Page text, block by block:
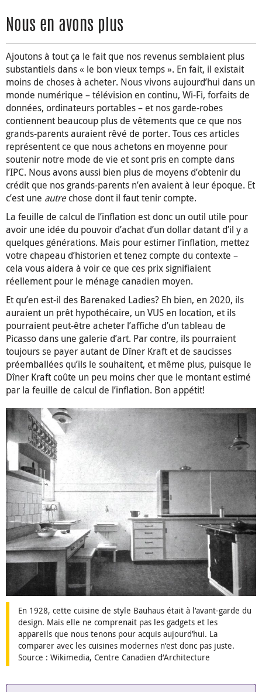
Nous en avons plus
Ajoutons à tout ça le fait que nos revenus semblaient plus
substantiels dans « le bon vieux temps ». En fait, il existait
moins de choses à acheter. Nous vivons aujourd’hui dans un
monde numérique – télévision en continu, Wi-Fi, forfaits de
données, ordinateurs portables – et nos garde-robes
contiennent beaucoup plus de vêtements que ce que nos
grands-parents auraient rêvé de porter. Tous ces articles
représentent ce que nous achetons en moyenne pour
soutenir notre mode de vie et sont pris en compte dans
l’IPC. Nous avons aussi bien plus de moyens d’obtenir du
crédit que nos grands-parents n’en avaient à leur époque. Et
c’est une autrechose dont il faut tenir compte.
La feuille de calcul de l’inflation est donc un outil utile pour
avoir une idée du pouvoir d’achat d’un dollar datant d’il y a
quelques générations. Mais pour estimer l’inflation, mettez
votre chapeau d’historien et tenez compte du contexte –
cela vous aidera à voir ce que ces prix signifiaient
réellement pour le ménage canadien moyen.
Et qu’en est-il des Barenaked Ladies? Eh bien, en 2020, ils
auraient un prêt hypothécaire, un VUS en location, et ils
pourraient peut-être acheter l’affiche d’un tableau de
Picasso dans une galerie d’art. Par contre, ils pourraient
toujours se payer autant de Dîner Kraft et de saucisses
préemballées qu’ils le souhaitent, et même plus, puisque le
Dîner Kraft coûte un peu moins cher que le montant estimé
par la feuille de calcul de l’inflation. Bon appétit!
En 1928, cette cuisine de style Bauhaus était à l’avant-garde du
design. Mais elle ne comprenait pas les gadgets et les
appareils que nous tenons pour acquis aujourd’hui. La
comparer avec les cuisines modernes n’est donc pas juste.
Source : Wikimedia, Centre Canadien d’Architecture